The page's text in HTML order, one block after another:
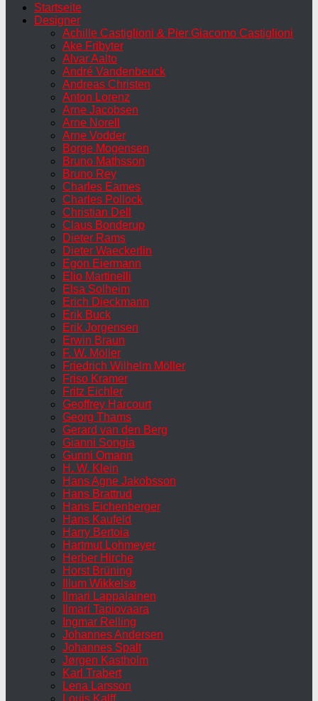
Startseite
Designer
Achille Castiglioni & Pier Giacomo Castiglioni
Ake Fribyter
Alvar Aalto
André Vandenbeuck
Andreas Christen
Anton Lorenz
Arne Jacobsen
Arne Norell
Arne Vodder
Borge Mogensen
Bruno Mathsson
Bruno Rey
Charles Eames
Charles Pollock
Christian Dell
Claus Bonderup
Dieter Rams
Dieter Waeckerlin
Egon Eiermann
Elio Martinelli
Elsa Solheim
Erich Dieckmann
Erik Buck
Erik Jorgensen
Erwin Braun
F. W. Möller
Friedrich Wilhelm Möller
Friso Kramer
Fritz Eichler
Geoffrey Harcourt
Georg Thams
Gerard van den Berg
Gianni Songia
Gunni Omann
H. W. Klein
Hans Agne Jakobsson
Hans Brattrud
Hans Eichenberger
Hans Kaufeld
Harry Bertoia
Hartmut Lohmeyer
Herber Hirche
Horst Brüning
Illum Wikkelsø
Ilmari Lappalainen
Ilmari Tapiovaara
Ingmar Relling
Johannes Andersen
Johannes Spalt
Jørgen Kastholm
Karl Trabert
Lena Larsson
Louis Kalff